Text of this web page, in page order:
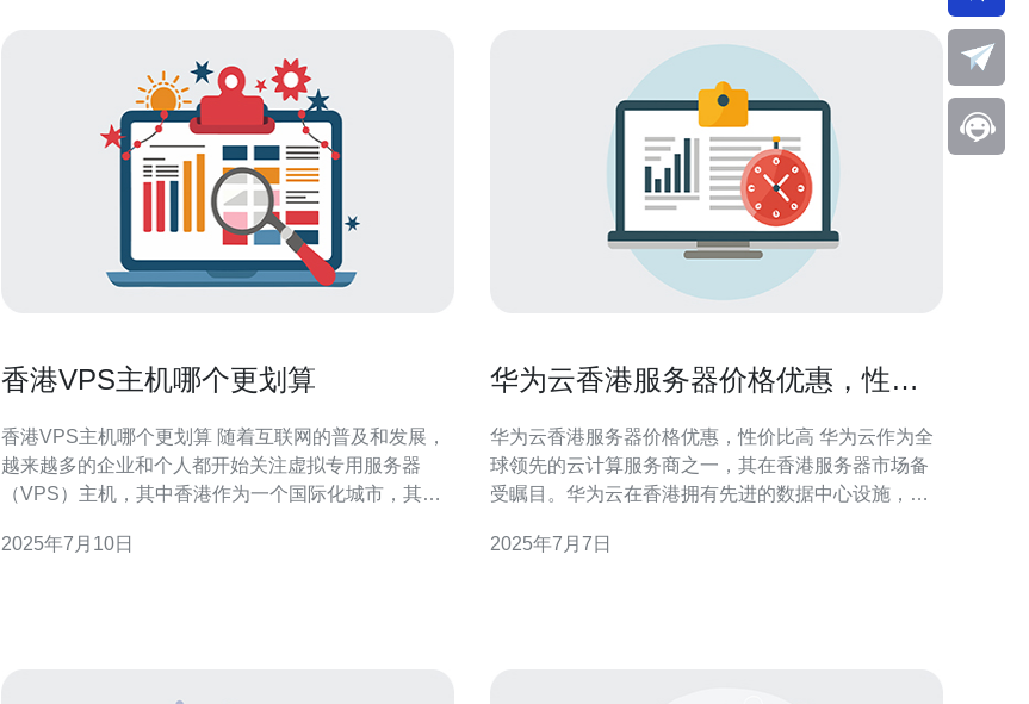
香港VPS主机哪个更划算
香港VPS主机哪个更划算 随着互联网的普及和发展，
越来越多的企业和个人都开始关注虚拟专用服务器
（VPS）主机，其中香港作为一个国际化城市，其
主机中，哪一个更加划算呢？本文将为您做出详细的
2025年7月10日
华为云香港服务器价格优惠，性价
华为云香港服务器价格优惠，性价比高 华为云作为全
球领先的云计算服务商之一，其在香港服务器市场备
受瞩目。华为云在香港拥有先进的数据中心设施，提
还拥有优质的网络基础设施，确保用户能够获得高速
2025年7月7日